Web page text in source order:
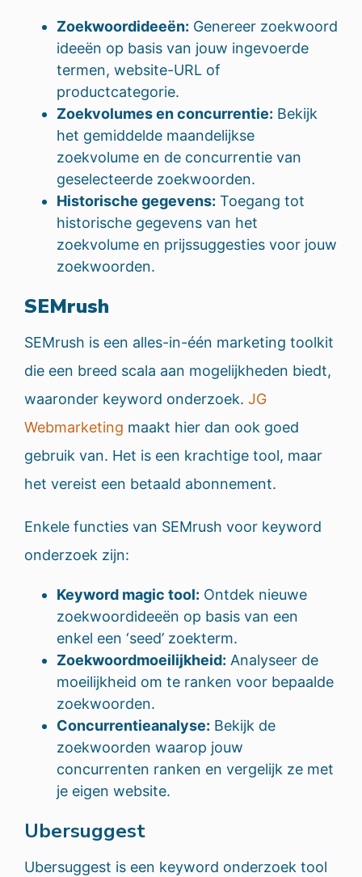
Zoekwoordideeën: Genereer zoekwoord
ideeën op basis van jouw ingevoerde
termen, website-URL of
productcategorie.
Zoekvolumes en concurrentie: Bekijk
het gemiddelde maandelijkse
zoekvolume en de concurrentie van
geselecteerde zoekwoorden.
Historische gegevens: Toegang tot
historische gegevens van het
zoekvolume en prijssuggesties voor jouw
zoekwoorden.
SEMrush
SEMrush is een alles-in-één marketing toolkit
die een breed scala aan mogelijkheden biedt,
waaronder keyword onderzoek. JG
Webmarketing maakt hier dan ook goed
gebruik van. Het is een krachtige tool, maar
het vereist een betaald abonnement.
Enkele functies van SEMrush voor keyword
onderzoek zijn:
Keyword magic tool: Ontdek nieuwe
zoekwoordideeën op basis van een
enkel een ‘seed’ zoekterm.
Zoekwoordmoeilijkheid: Analyseer de
moeilijkheid om te ranken voor bepaalde
zoekwoorden.
Concurrentieanalyse: Bekijk de
zoekwoorden waarop jouw
concurrenten ranken en vergelijk ze met
je eigen website.
Ubersuggest
Ubersuggest is een keyword onderzoek tool